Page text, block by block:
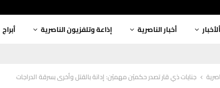
أخبار الناصرية إذاعة وتلفزيون الناصرية أبراج
جنايات ذي قار تصدر حكميْن مهميْن: إدانة بالقتل وأخرى بسرقة الدراجات